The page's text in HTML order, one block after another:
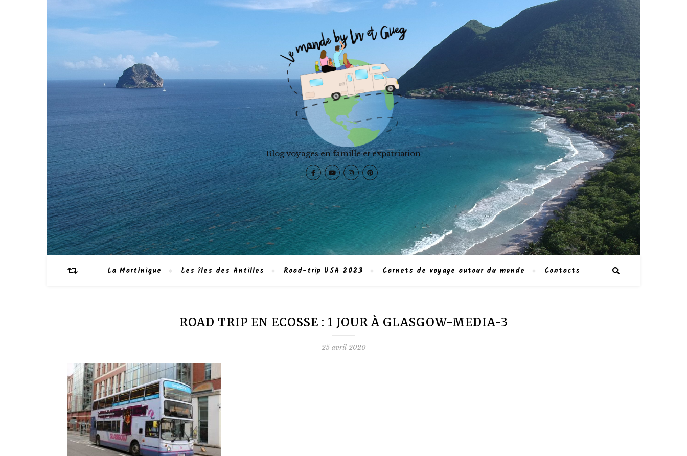
Blog voyages en famille et expatriation
La Martinique Les îles des Antilles Road-trip USA 2023 Carnets de voyage autour du monde Contacts
ROAD TRIP EN ECOSSE : 1 JOUR À GLASGOW-MEDIA-3
25 avril 2020